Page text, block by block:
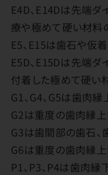
E4D、E14Dは先端ダ
療や極めて硬い材料
E5、E15は歯石や仮
E5D、E15Dは先端ダ
付着した極めて硬い
G1、G4、G5は歯肉
G2は重度の歯肉縁上
G3は歯間部の歯石、
G6は重度の歯肉縁上
P1、P3、P4は歯肉縁